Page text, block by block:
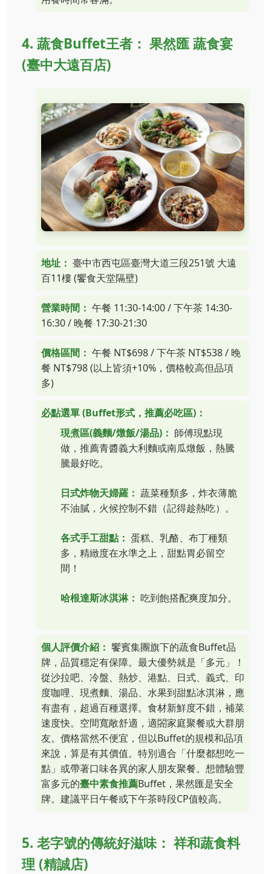
4. 蔬食Buffet王者： 果然匯 蔬食宴
(臺中大遠百店)
地址： 臺中市西屯區臺灣大道三段251號 大遠
百11樓 (饗食天堂隔壁)
營業時間： 午餐 11:30-14:00 / 下午茶 14:30-
16:30 / 晚餐 17:30-21:30
價格區間： 午餐 NT$698 / 下午茶 NT$538 / 晚
餐 NT$798 (以上皆須+10%，價格較高但品項
多)
必點選單 (Buffet形式，推薦必吃區)：
現煮區(義麵/燉飯/湯品)： 師傅現點現
做，推薦青醬義大利麵或南瓜燉飯，熱騰
騰最好吃。
日式炸物天婦羅： 蔬菜種類多，炸衣薄脆
不油膩，火候控制不錯（記得趁熱吃）。
各式手工甜點： 蛋糕、乳酪、布丁種類
多，精緻度在水準之上，甜點胃必留空
間！
哈根達斯冰淇淋： 吃到飽搭配爽度加分。
個人評價介紹： 饗賓集團旗下的蔬食Buffet品
牌，品質穩定有保障。最大優勢就是「多元」！
從沙拉吧、冷盤、熱炒、港點、日式、義式、印
度咖哩、現煮麵、湯品、水果到甜點冰淇淋，應
有盡有，超過百種選擇。食材新鮮度不錯，補菜
速度快。空間寬敞舒適，適閤家庭聚餐或大群朋
友。價格當然不便宜，但以Buffet的規模和品項
來說，算是有其價值。特別適合「什麼都想吃一
點」或帶著口味各異的家人朋友聚餐。想體驗豐
富多元的臺中素食推薦Buffet，果然匯是安全
牌。建議平日午餐或下午茶時段CP值較高。
5. 老字號的傳統好滋味： 祥和蔬食料
理 (精誠店)